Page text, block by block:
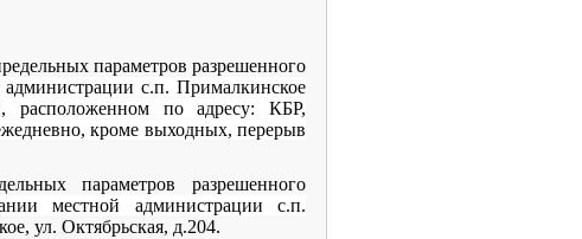
параметров разрешенного
с.п. Прималкинское
расположенном по адресу: КБР,
кроме выходных, перерыв
параметров разрешенного
местной администрации с.п.
ул. Октябрьская, д.204.